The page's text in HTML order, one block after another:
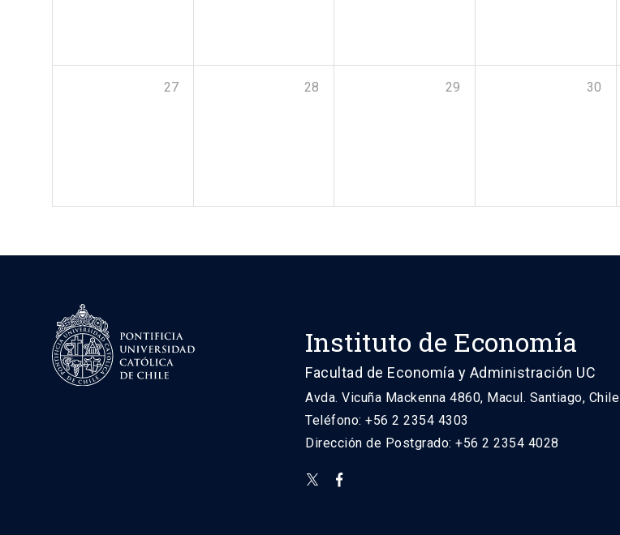
27 28 29 30
Instituto de Economía
Facultad de Economía y Administración UC
Avda. Vicuña Mackenna 4860, Macul. Santiago, Chile
Teléfono: +56 2 2354 4303
Dirección de Postgrado: +56 2 2354 4028